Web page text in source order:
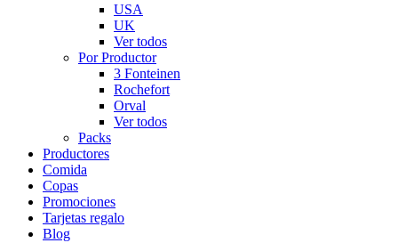
USA
UK
Ver todos
Por Productor
3 Fonteinen
Rochefort
Orval
Ver todos
Packs
Productores
Comida
Copas
Promociones
Tarjetas regalo
Blog